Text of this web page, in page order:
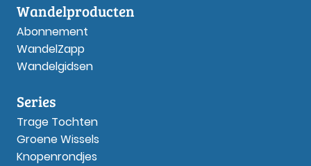
Wandelproducten
Abonnement
WandelZapp
Wandelgidsen
Series
Trage Tochten
Groene Wissels
Knopenrondjes